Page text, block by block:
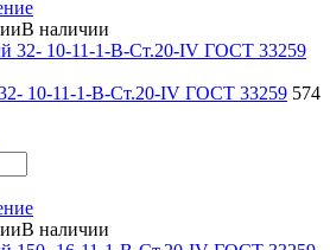
В наличии
10-11-1-В-Ст.20-IV ГОСТ 33259 574
В наличии